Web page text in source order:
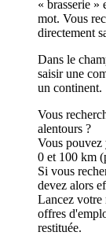
« brasserie »
mot. Vous
directement
Dans le
saisir une
un continent.
Vous
alentours ?
Vous pouvez
0 et 100 km
Si vous
devez alors
Lancez votre
offres
restituée.